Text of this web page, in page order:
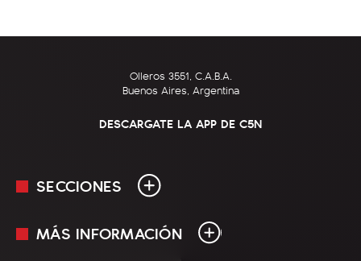
Olleros 3551, C.A.B.A.
Buenos Aires, Argentina
DESCARGATE LA APP DE C5N
SECCIONES
En Vivo
MÁS INFORMACIÓN